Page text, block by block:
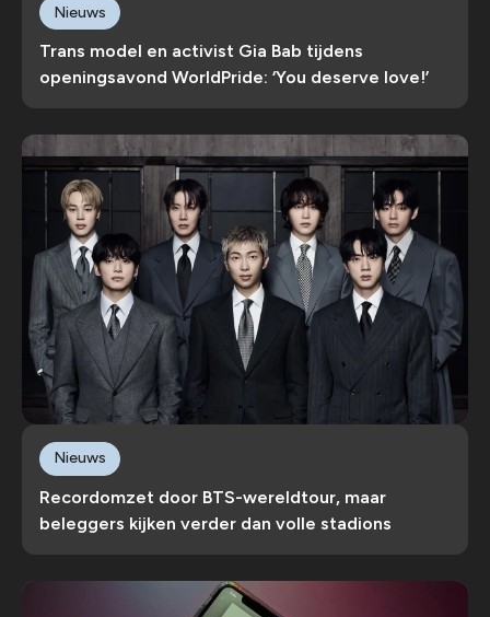
Trans model en activist Gia Bab tijdens
openingsavond WorldPride: ‘You deserve love!’
Nieuws
Recordomzet door BTS-wereldtour, maar
beleggers kijken verder dan volle stadions
Nieuws